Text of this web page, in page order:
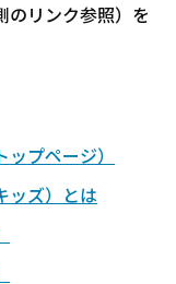
のリンク参照）を
プページ）
ッズ）とは